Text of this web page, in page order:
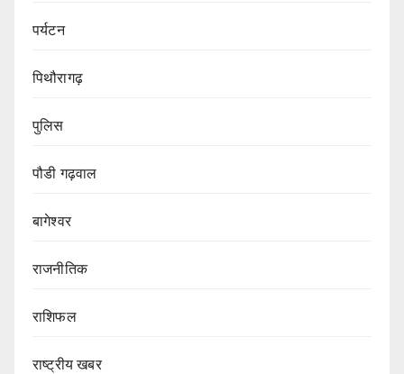
पर्यटन
पिथौरागढ़
पुलिस
पौडी गढ़वाल
बागेश्वर
राजनीतिक
राशिफल
राष्ट्रीय खबर